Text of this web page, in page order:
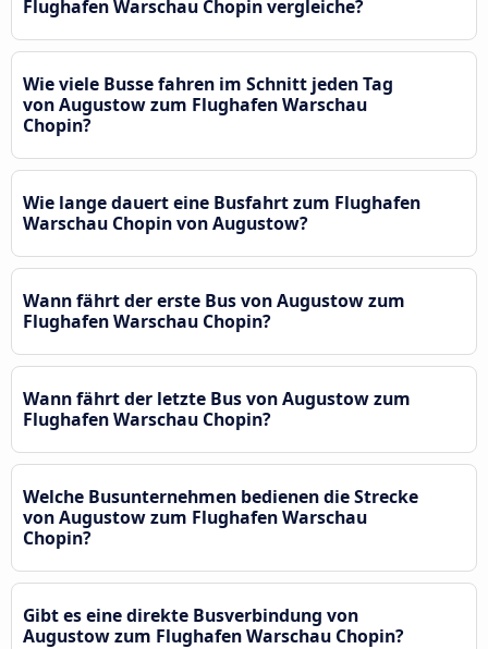
Flughafen Warschau Chopin vergleiche?
Wie viele Busse fahren im Schnitt jeden Tag
von Augustow zum Flughafen Warschau
Chopin?
Wie lange dauert eine Busfahrt zum Flughafen
Warschau Chopin von Augustow?
Wann fährt der erste Bus von Augustow zum
Flughafen Warschau Chopin?
Wann fährt der letzte Bus von Augustow zum
Flughafen Warschau Chopin?
Welche Busunternehmen bedienen die Strecke
von Augustow zum Flughafen Warschau
Chopin?
Gibt es eine direkte Busverbindung von
Augustow zum Flughafen Warschau Chopin?